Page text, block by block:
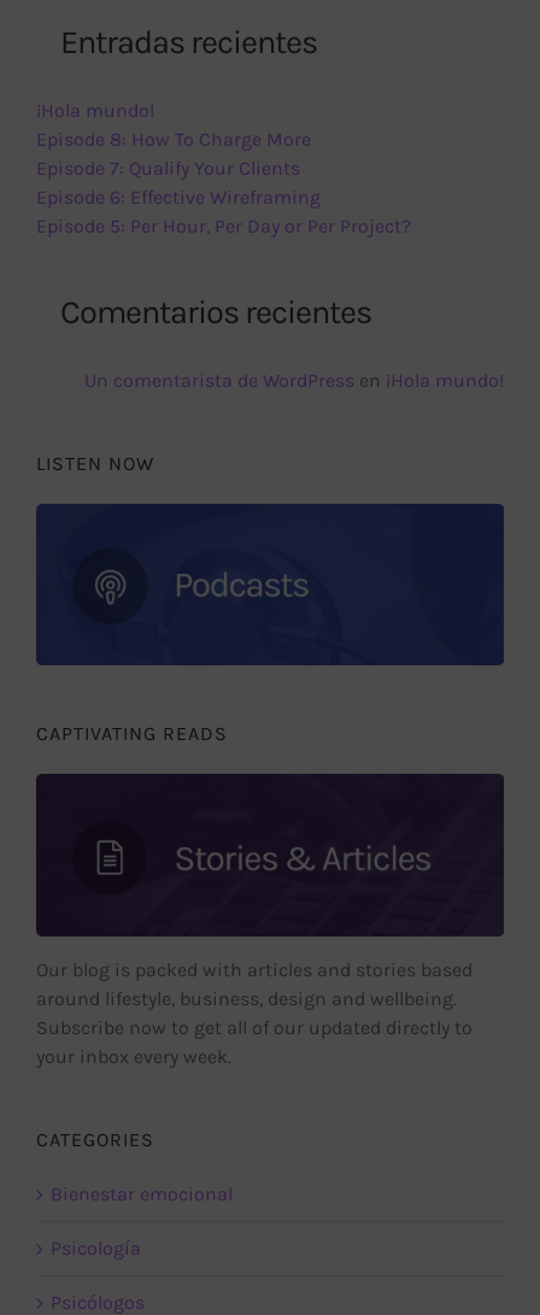
Entradas recientes
¡Hola mundo!
Episode 8: How To Charge More
Episode 7: Qualify Your Clients
Episode 6: Effective Wireframing
Episode 5: Per Hour, Per Day or Per Project?
Comentarios recientes
Un comentarista de WordPress en ¡Hola mundo!
LISTEN NOW
CAPTIVATING READS
Our blog is packed with articles and stories based
around lifestyle, business, design and wellbeing.
Subscribe now to get all of our updated directly to
your inbox every week.
CATEGORIES
Bienestar emocional
Psicología
Psicólogos